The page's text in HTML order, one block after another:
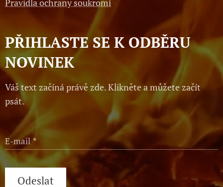
Pravidla ochrany soukromí
PŘIHLASTE SE K ODBĚRU
NOVINEK
Váš text začíná právě zde. Klikněte a můžete začít
psát.
E-mail
Odeslat